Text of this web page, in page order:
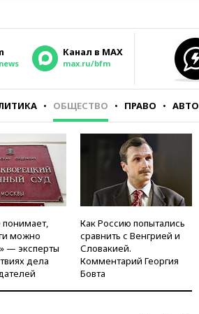
Канал в MAX
max.ru/bfm
ОБЩЕСТВО ПРАВО АВТО
понимает,
можно
— эксперты
дела
Как Россию попытались
сравнить с Венгрией и
Словакией.
Комментарий Георгия
Бовта